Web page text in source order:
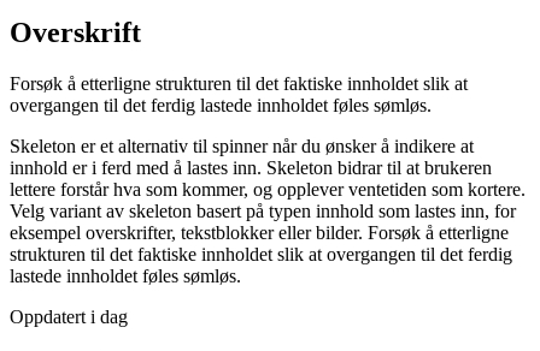
Overskrift
Forsøk å etterligne strukturen til det faktiske innholdet slik at
overgangen til det ferdig lastede innholdet føles sømløs.
Skeleton er et alternativ til spinner når du ønsker å indikere at
innhold er i ferd med å lastes inn. Skeleton bidrar til at brukeren
lettere forstår hva som kommer, og opplever ventetiden som kortere.
Velg variant av skeleton basert på typen innhold som lastes inn, for
eksempel overskrifter, tekstblokker eller bilder. Forsøk å etterligne
strukturen til det faktiske innholdet slik at overgangen til det ferdig
lastede innholdet føles sømløs.
Oppdatert i dag